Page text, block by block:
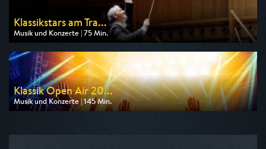
Klassikstars am Tra...
Musik und Konzerte | 75 Min.
Ausgestrahlt von 3sat
am 08.08.2026, 21:50
Klassik Open Air 20...
Musik und Konzerte | 145 Min.
Ausgestrahlt von BR